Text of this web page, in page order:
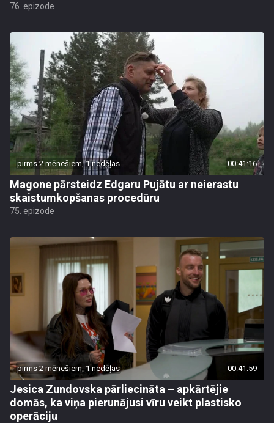
76. epizode
pirms 2 mēnešiem, 1 nedēļas 00:41:16
Magone pārsteidz Edgaru Pujātu ar neierastu
skaistumkopšanas procedūru
75. epizode
pirms 2 mēnešiem, 1 nedēļas 00:41:59
Jesica Zundovska pārliecināta – apkārtējie
domās, ka viņa pierunājusi vīru veikt plastisko
operāciju